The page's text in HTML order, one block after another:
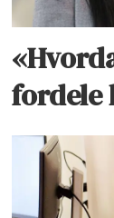
fordele